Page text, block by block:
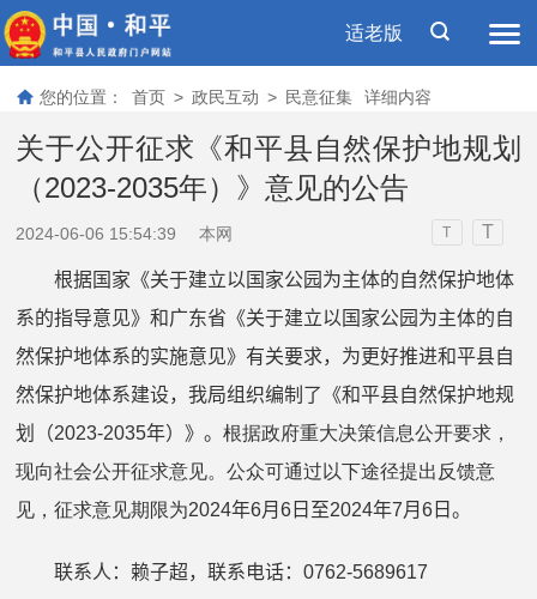
适老版
您的位置： 首页 > 政民互动 > 民意征集 详细内容
关于公开征求《和平县自然保护地规划
（2023-2035年）》意见的公告
2024-06-06 15:54:39 本网 T T
根据国家《关于建立以国家公园为主体的自然保护地体
系的指导意见》和广东省《关于建立以国家公园为主体的自
然保护地体系的实施意见》有关要求，为更好推进和平县自
然保护地体系建设，我局组织编制了《和平县自然保护地规
划（2023-2035年）》。根据政府重大决策信息公开要求，
现向社会公开征求意见。公众可通过以下途径提出反馈意
见，征求意见期限为2024年6月6 日至2024年7月6 日。
联系人： 赖子超，联系电话：0762-5689617